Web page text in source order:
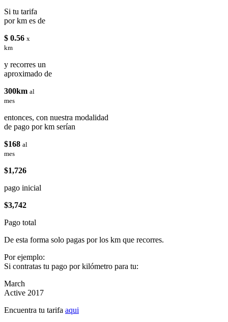
Si tu tarifa
por km es de
$ 0.56 x
km
y recorres un
aproximado de
300km al
mes
entonces, con nuestra modalidad
de pago por km serían
$168 al
mes
$1,726
pago inicial
$3,742
Pago total
De esta forma solo pagas por los km que recorres.
Por ejemplo:
Si contratas tu pago por kilómetro para tu:
March
Active 2017
Encuentra tu tarifa aqui